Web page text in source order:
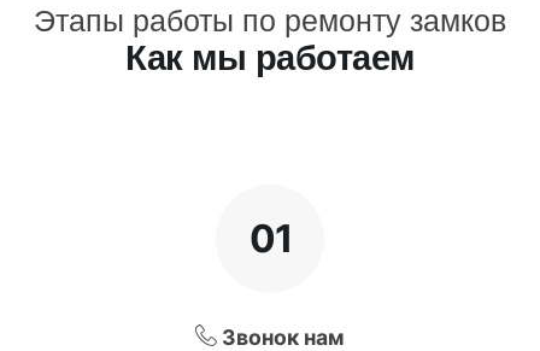
Этапы работы по ремонту замков
Как мы работаем
01
Звонок нам